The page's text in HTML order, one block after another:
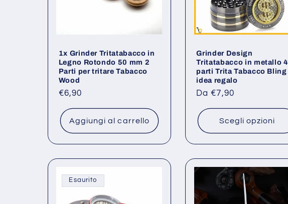
1x Grinder Tritatabacco in
Legno Rotondo 50 mm 2
Parti per tritare Tabacco
Wood
Prezzo
listino
€6,90
Aggiungi al carrello
Grinder Design
Tritatabacco in metallo 4
parti Trita Tabacco Bling
idea regalo
Prezzo
listino
Da €7,90
Scegli opzioni
Esaurito